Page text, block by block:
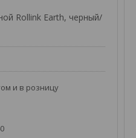
Rollink Earth, черный/
и в розницу